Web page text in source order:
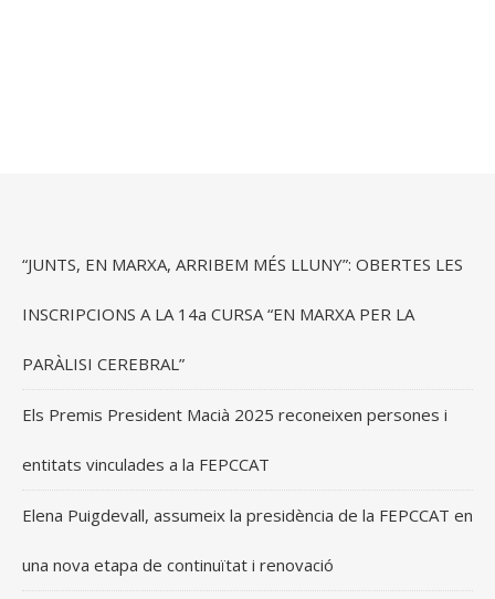
“JUNTS, EN MARXA, ARRIBEM MÉS LLUNY”: OBERTES LES
INSCRIPCIONS A LA 14a CURSA “EN MARXA PER LA
PARÀLISI CEREBRAL”
Els Premis President Macià 2025 reconeixen persones i
entitats vinculades a la FEPCCAT
Elena Puigdevall, assumeix la presidència de la FEPCCAT en
una nova etapa de continuïtat i renovació